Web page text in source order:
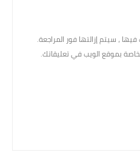
، سيتم إزالتها فور المراجعة.